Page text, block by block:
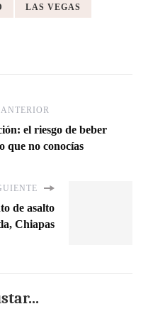
LAS VEGAS
el riesgo de beber
que no conocías
de asalto
Chiapas